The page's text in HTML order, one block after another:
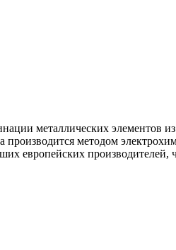
металлических элементов
методом
европейских производителей,